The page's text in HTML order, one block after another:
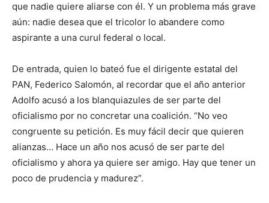
que nadie quiere aliarse con él. Y un problema más grave
aún: nadie desea que el tricolor lo abandere como
aspirante a una curul federal o local.
De entrada, quien lo bateó fue el dirigente estatal del
PAN, Federico Salomón, al recordar que el año anterior
Adolfo acusó a los blanquiazules de ser parte del
oficialismo por no concretar una coalición. “No veo
congruente su petición. Es muy fácil decir que quieren
alianzas… Hace un año nos acusó de ser parte del
oficialismo y ahora ya quiere ser amigo. Hay que tener un
poco de prudencia y madurez”.